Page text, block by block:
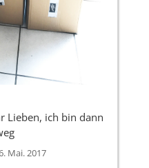
Lieben, ich bin dann
Mai. 2017